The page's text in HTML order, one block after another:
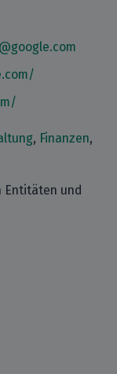
, Finanzen,
Entitäten und